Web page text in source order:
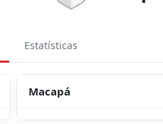
Estatísticas
Macapá